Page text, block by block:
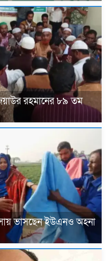
রহমানের ৮৯ তম
ভাসছেন ইউএনও অহনা